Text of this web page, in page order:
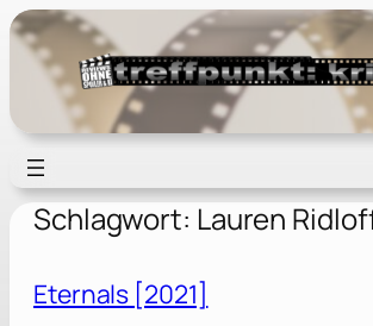
Zum
Inhalt
springen
Schlagwort: Lauren
Eternals [2021]